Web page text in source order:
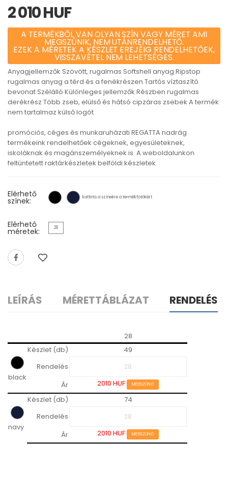
2 010 HUF
A TERMÉKBŐL VAN OLYAN SZÍN VAGY MÉRET AMI
MEGSZŰNIK, NEM UTÁNRENDELHETŐ.
EZEK A MÉRETEK A KÉSZLET EREJÉIG RENDELHETŐEK,
VISSZAVÉTEL NEM LEHETSÉGES.
Anyagjellemzők Szövött, rugalmas Softshell anyag Ripstop
rugalmas anyag a térd és a fenékrészen Tartós víztaszító
bevonat Szélálló Különleges jellemzők Részben rugalmas
derékrész Több zseb, elülső és hátsó cipzáras zsebek A termék
nem tartalmaz külső logót
promóciós, céges és munkaruházati REGATTA nadrág
termékeink rendelhetőek cégeknek, egyesületeknek,
iskoláknak és magánszemélyeknek is. A weboldalunkon
feltüntetett raktárkészletek belföldi készletek.
Elérhető
színek: kattints a színekre a termékfotókért
Elérhető
méretek: 28
LEÍRÁS MÉRETTÁBLÁZAT RENDELÉS
28
black
Készlet (db)
49
Rendelés
Ár
2010 HUF MEGSZŰNŐ
navy
Készlet (db)
74
Rendelés
Ár
2010 HUF MEGSZŰNŐ